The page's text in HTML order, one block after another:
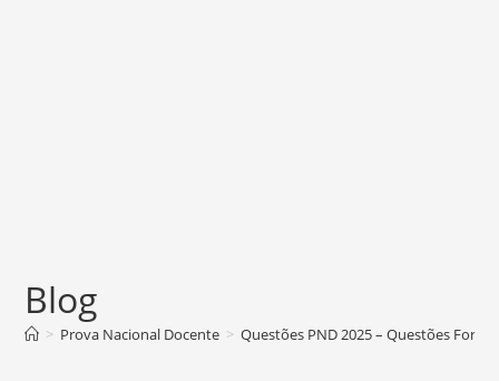
Blog
> Prova Nacional Docente > Questões PND 2025 – Questões